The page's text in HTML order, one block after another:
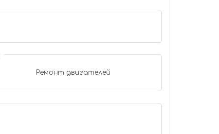
Ремонт двигателей